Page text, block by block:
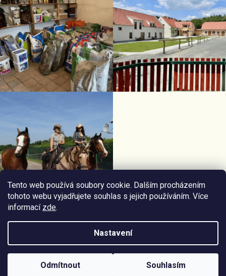
Tento web používá soubory cookie. Dalším procházením
tohoto webu vyjadřujete souhlas s jejich používáním. Více
informací zde.
Nastavení
Odmítnout Souhlasím
Vytvořil
Shoptetu